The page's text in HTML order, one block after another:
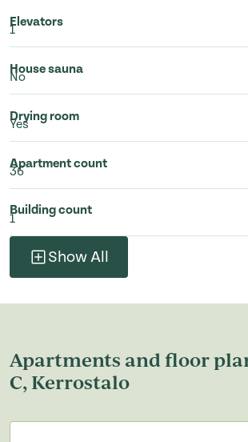
Elevators
1
House sauna
No
Drying room
Yes
Apartment count
36
Building count
1
Show All
Apartments and floor
C, Kerrostalo